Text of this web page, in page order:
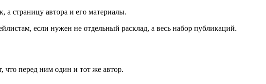
страницу автора и его материалы.
если нужен не отдельный расклад, а весь набор публикаций.
что перед ним один и тот же автор.